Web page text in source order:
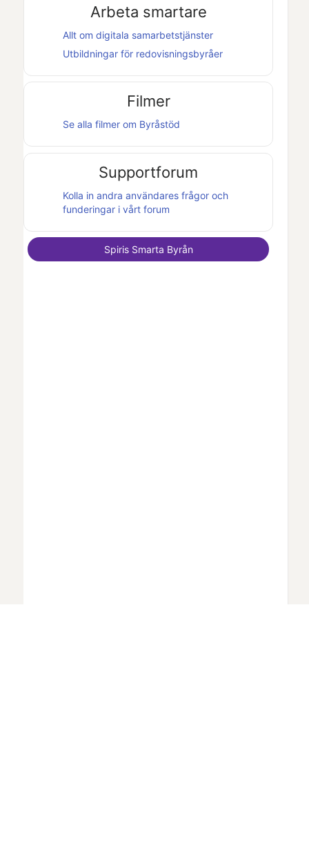
Arbeta smartare
Allt om digitala samarbetstjänster
Utbildningar för redovisningsbyråer
Filmer
Se alla filmer om Byråstöd
Supportforum
Kolla in andra användares frågor och
funderingar i vårt forum
Spiris Smarta Byrån